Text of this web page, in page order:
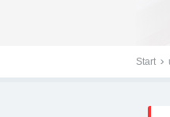
Start